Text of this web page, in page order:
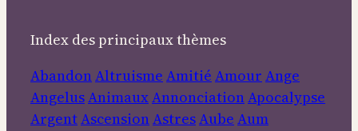
Index des principaux thèmes
AbandonAltruisme Amitié Amour Ange
AngelusAnimauxAnnonciationApocalypse
ArgentAscensionAstresAube Aum